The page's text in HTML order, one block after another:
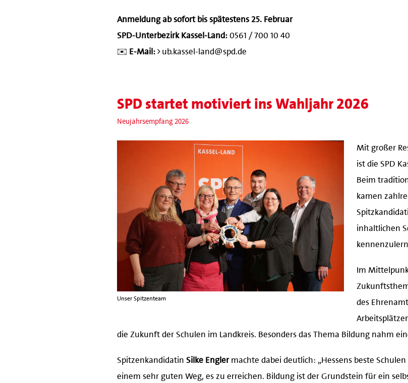
Anmeldung ab sofort bis spätestens 25. Februar
SPD-Unterbezirk Kassel-Land: 0561 / 700 10 40
✉️ E-Mail: ub.kassel-land@spd.de
SPD startet motiviert ins Wahljahr 2026
Neujahrsempfang 2026
Unser Spitzenteam
Mit großer
ist die SPD
Beim
kamen
inhaltlichen
Im
des
die Zukunft der Schulen im Landkreis. Besonders das Thema Bildung nahm
Spitzenkandidatin Silke Englermachte dabei deutlich: „Hessens beste
einem sehr guten Weg, es zu erreichen. Bildung ist der Grundstein für ein